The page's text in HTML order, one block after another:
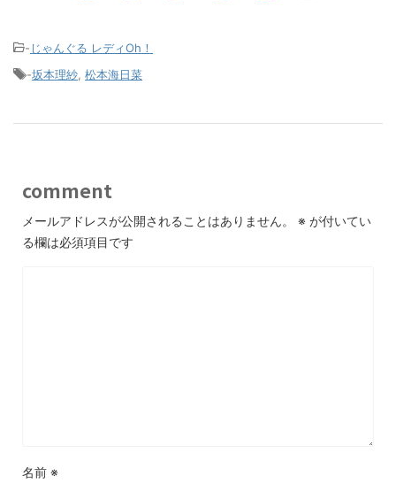
- じゃんぐる レディOh！
-坂本理紗 松本海日菜
comment
メールアドレスが公開されることはありません。 ※ が付いてい
る欄は必須項目です
名前 ※